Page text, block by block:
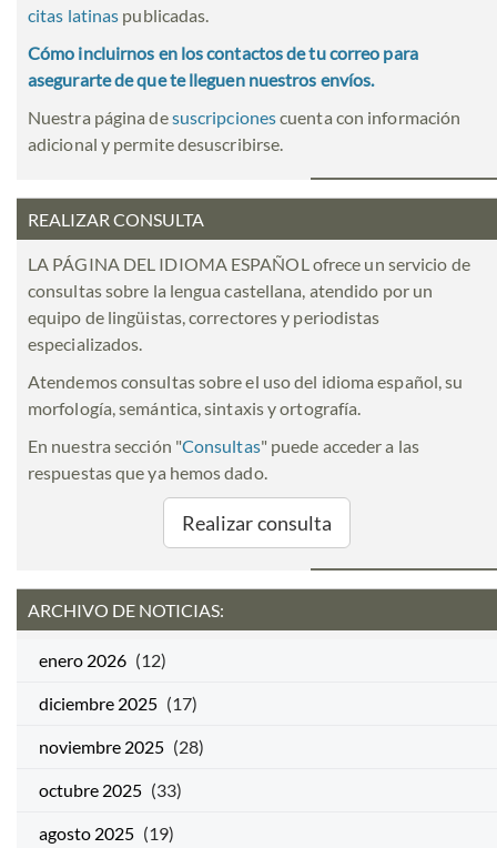
citas latinas publicadas.
Cómo incluirnos en los contactos de tu correo para
asegurarte de que te lleguen nuestros envíos.
Nuestra página desuscripcionescuenta con información
adicional y permite desuscribirse.
REALIZAR CONSULTA
LA PÁGINA DEL IDIOMA ESPAÑOL ofrece un servicio de
consultas sobre la lengua castellana, atendido por un
equipo de lingüistas, correctores y periodistas
especializados.
Atendemos consultas sobre el uso del idioma español, su
morfología, semántica, sintaxis y ortografía.
En nuestra sección "Consultas" puede acceder a las
respuestas que ya hemos dado.
Realizar consulta
ARCHIVO DE NOTICIAS:
enero 2026 (12)
diciembre 2025 (17)
noviembre 2025 (28)
octubre 2025 (33)
agosto 2025 (19)